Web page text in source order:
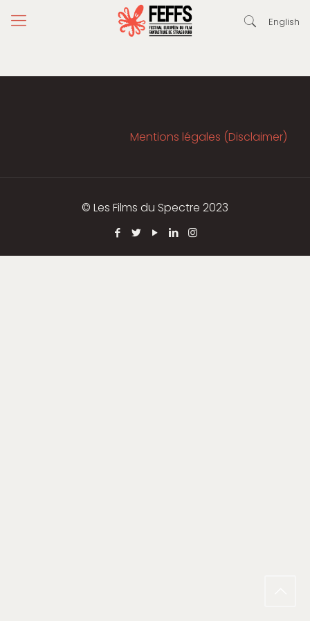
English
Mentions légales (Disclaimer)
© Les Films du Spectre 2023